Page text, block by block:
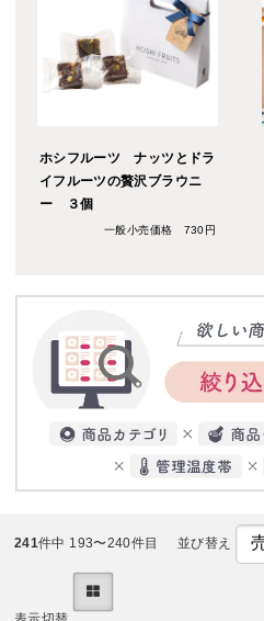
ホシフルーツ ナッツとドラ
イフルーツの贅沢ブラウニ
ー ３個
一般小売価格 730円
241件中 193〜240件目 並び替え